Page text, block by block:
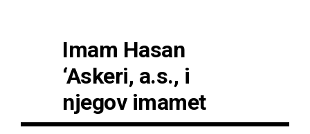
Imam Hasan
‘Askeri, a.s., i
njegov imamet